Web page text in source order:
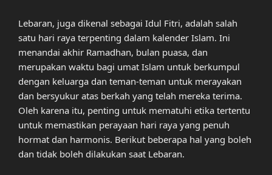
Lebaran, juga dikenal sebagai Idul Fitri, adalah salah
satu hari raya terpenting dalam kalender Islam. Ini
menandai akhir Ramadhan, bulan puasa, dan
merupakan waktu bagi umat Islam untuk berkumpul
dengan keluarga dan teman-teman untuk merayakan
dan bersyukur atas berkah yang telah mereka terima.
Oleh karena itu, penting untuk mematuhi etika tertentu
untuk memastikan perayaan hari raya yang penuh
hormat dan harmonis. Berikut beberapa hal yang boleh
dan tidak boleh dilakukan saat Lebaran.